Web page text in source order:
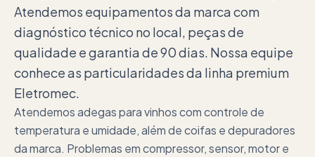
Atendemos equipamentos da marca com
diagnóstico técnico no local, peças de
qualidade e garantia de 90 dias. Nossa equipe
conhece as particularidades da linha premium
Eletromec.
Atendemos adegas para vinhos com controle de
temperatura e umidade, além de coifas e depuradores
da marca. Problemas em compressor, sensor, motor e